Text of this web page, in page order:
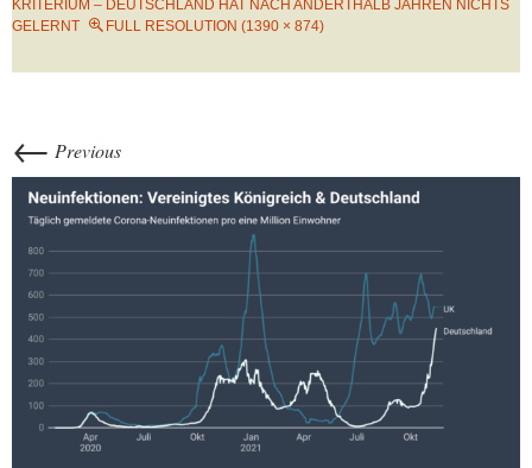
KRITERIUM – DEUTSCHLAND HAT NACH ANDERTHALB JAHREN NICHTS
GELERNT
FULL RESOLUTION (1390 × 874)
← Previous